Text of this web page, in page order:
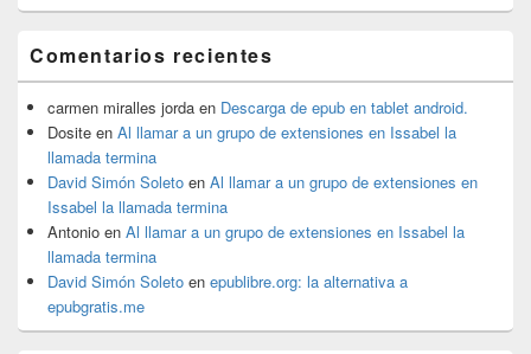
Comentarios recientes
carmen miralles jorda en Descarga de epub en tablet android.
Dosite en Al llamar a un grupo de extensiones en Issabel la
llamada termina
David Simón Soleto en Al llamar a un grupo de extensiones en
Issabel la llamada termina
Antonio en Al llamar a un grupo de extensiones en Issabel la
llamada termina
David Simón Soleto en epublibre.org: la alternativa a
epubgratis.me